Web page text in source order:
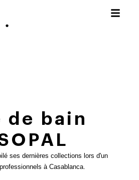
de bain
ses dernières collections lors d'un
à Casablanca.